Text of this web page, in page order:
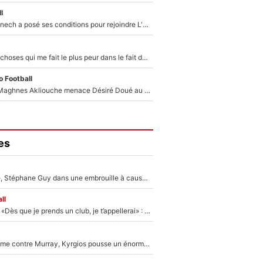
Raymond Domenech a posé ses conditions pour rejoindre L'EQUIPE du Soir : Il refuse de faire l'émission avec un autre chroniqueur !
«C’est l'une des choses qui me fait le plus peur dans le fait de devenir maman» : En couple avec Antoine Dupont, Iris Mittenaere s'inquiète déjà pour ses futurs enfants !
Football
Le transfert de Maghnes Akliouche menace Désiré Doué au PSG : «Je valide à 200%»
«Détester à vie», Stéphane Guy dans une embrouille à cause du PSG !
Mercato - OM - «Dès que je prends un club, je t’appellerai» : La promesse de Marcelino au moment de claquer la porte
Victime de racisme contre Murray, Kyrgios pousse un énorme coup de gueule !